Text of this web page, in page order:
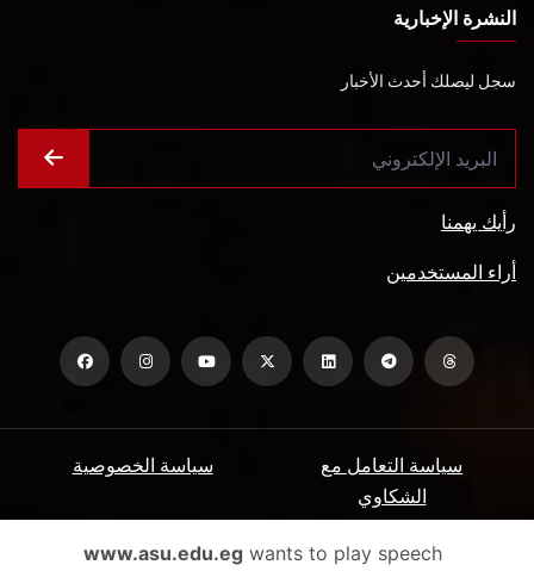
النشرة الإخبارية
سجل ليصلك أحدث الأخبار
رأيك يهمنا
أراء المستخدمين
سياسة الخصوصية
سياسة التعامل مع
الشكاوي
الأسئلة الشائعة ميثاق المتعاملين www.asu.edu.egwants to play speech